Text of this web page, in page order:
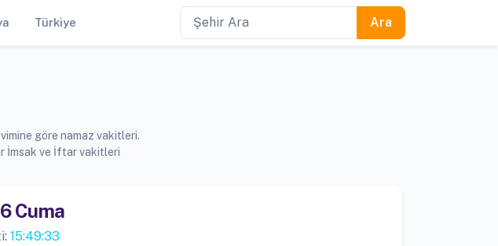
Türkiye
göre namaz vakitleri.
İmsak ve İftar vakitleri
Cuma
15:49:34